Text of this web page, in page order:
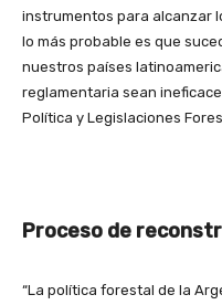
instrumentos para alcanzar
lo más probable es que
nuestros países
reglamentaria sean
Política y Legislaciones
Proceso de
“La política forestal de la